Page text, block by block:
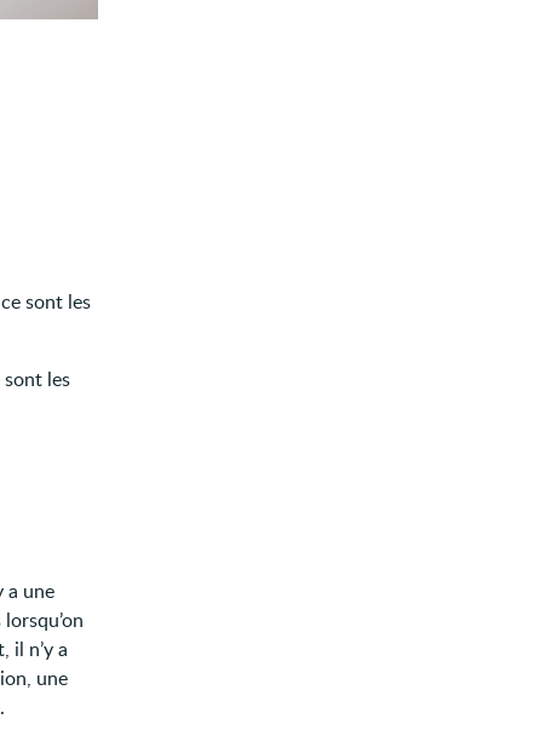
sont les
les
a une
il n’y a
une